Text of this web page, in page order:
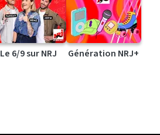
Le 6/9 sur NRJ Génération NRJ+